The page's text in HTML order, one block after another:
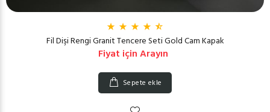
Fil Dişi Rengi Granit Tencere Seti Gold Cam Kapak
Fiyat için Arayın
Sepete ekle